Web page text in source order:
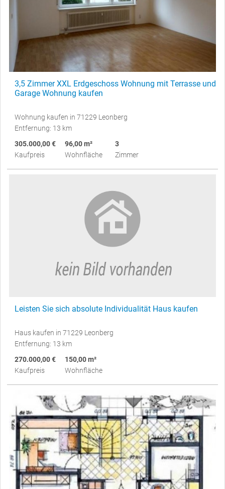
3,5 Zimmer XXL Erdgeschoss Wohnung mit Terrasse und
Garage Wohnung kaufen
Wohnung kaufen in 71229 Leonberg
Entfernung: 13 km
305.000,00 €
Kaufpreis
96,00 m²
Wohnfläche
3
Zimmer
Leisten Sie sich absolute Individualität Haus kaufen
Haus kaufen in 71229 Leonberg
Entfernung: 13 km
270.000,00 €
Kaufpreis
150,00 m²
Wohnfläche